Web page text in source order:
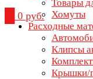
Товары
Хомуты
Расходные
Клипсы
Крышки/
0 руб.